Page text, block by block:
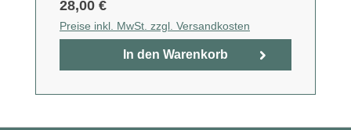
28,00 €
Preise inkl. MwSt. zzgl. Versandkosten
In den Warenkorb